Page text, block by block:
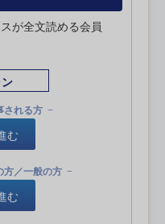
が全文読める会員
される方
む
方／一般の方
む